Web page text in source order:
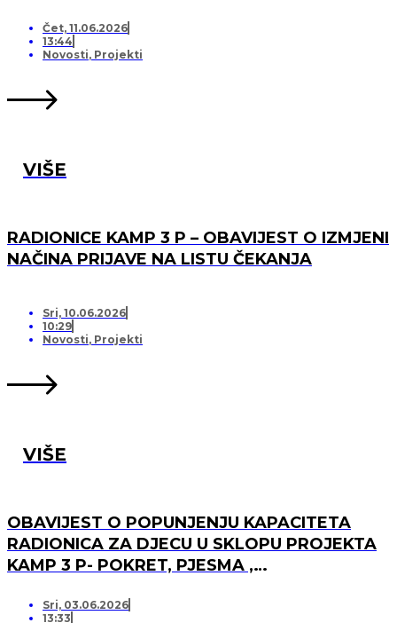
Čet, 11.06.2026
13:44
Novosti, Projekti
VIŠE
RADIONICE KAMP 3 P – OBAVIJEST O IZMJENI
NAČINA PRIJAVE NA LISTU ČEKANJA
Sri, 10.06.2026
10:29
Novosti, Projekti
VIŠE
OBAVIJEST O POPUNJENJU KAPACITETA
RADIONICA ZA DJECU U SKLOPU PROJEKTA
KAMP 3 P- POKRET, PJESMA ,
LISTU ČEKANJA
Sri, 03.06.2026
13:33